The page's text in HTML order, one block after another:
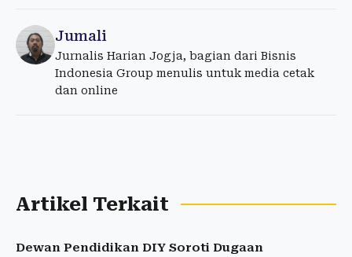
Jumali
Jurnalis Harian Jogja, bagian dari Bisnis
Indonesia Group menulis untuk media cetak
dan online
Artikel Terkait
Dewan Pendidikan DIY Soroti Dugaan